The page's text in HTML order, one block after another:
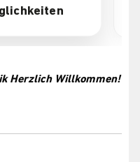
Herzlich Willkommen!